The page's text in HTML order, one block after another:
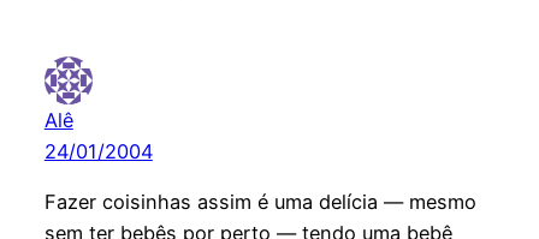
Alê
24/01/2004
Fazer coisinhas assim é uma delícia — mesmo
sem ter bebês por perto — tendo uma bebê